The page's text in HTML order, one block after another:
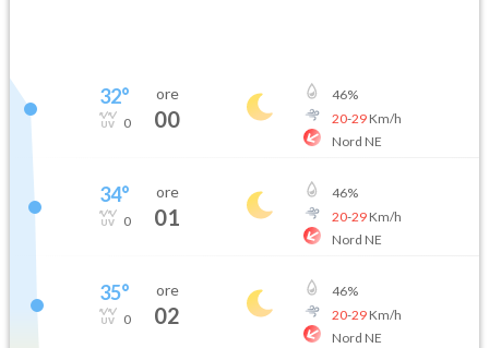
32°
0
ore
00
46%
20-29Km/h
Nord NE
34°
0
ore
01
46%
20-29Km/h
Nord NE
35°
0
ore
02
46%
20-29Km/h
Nord NE